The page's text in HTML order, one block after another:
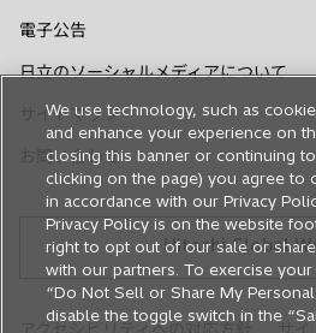
で
く
で
く
く
電子公告
日立のソーシャルメディアについて
サイトマップ
お問い合わせ
Hitachi Global
We use technology, such as
and enhance your experience on
closing this banner or continuing
clicking on the page) you agree to
in accordance with our Privacy
Privacy Policy is on the website
right to opt out of our sale or
with our partners. To exercise
“Do Not Sell or Share My
disable the toggle switch in the